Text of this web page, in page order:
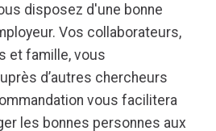
disposez d'une bonne
Vos collaborateurs,
et famille, vous
d’autres chercheurs
vous facilitera
les bonnes personnes aux